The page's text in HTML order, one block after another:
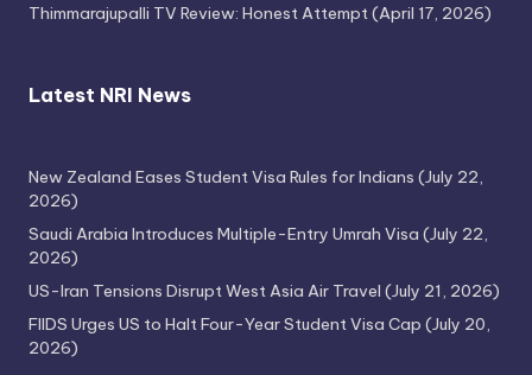
Thimmarajupalli TV Review: Honest Attempt(April 17, 2026)
Latest NRI News
New Zealand Eases Student Visa Rules for Indians (July 22,
2026)
Saudi Arabia Introduces Multiple-Entry Umrah Visa (July 22,
2026)
US-Iran Tensions Disrupt West Asia Air Travel (July 21, 2026)
FIIDS Urges US to Halt Four-Year Student Visa Cap (July 20,
2026)